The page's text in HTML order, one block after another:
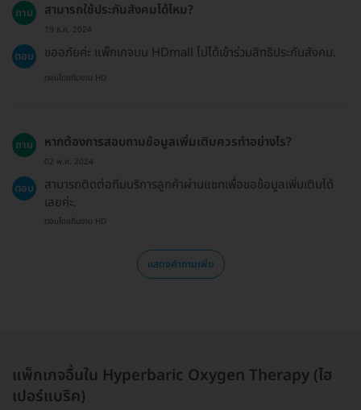
ถาม สามารถใช้ประกันสังคมได้ไหม?
19 ธ.ค. 2024
ตอบ ขออภัยค่ะ แพ็กเกจบน HDmall ไม่ได้เข้าร่วมสิทธิประกันสังคม.
ตอบโดยทีมงาน HD
ถาม หากต้องการสอบถามข้อมูลเพิ่มเติมควรทำอย่างไร?
02 พ.ค. 2024
ตอบ
สามารถติดต่อทีมบริการลูกค้าผ่านแชทเพื่อขอข้อมูลเพิ่มเติมได้
เลยค่ะ.
ตอบโดยทีมงาน HD
แสดงคำถามเพิ่ม
แพ็กเกจอื่นใน Hyperbaric Oxygen Therapy (ไฮ
เปอร์แบริค)